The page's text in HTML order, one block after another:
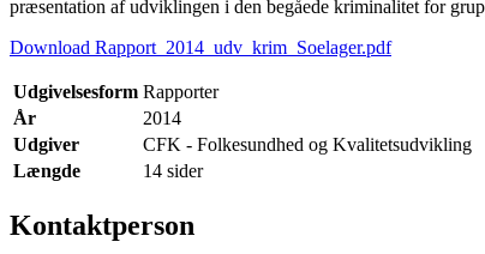
præsentation af udviklingen i den begåede kriminalitet for
Download Rapport_2014_udv_krim_Soelager.pdf
Udgivelsesform Rapporter
År
2014
Udgiver
CFK - Folkesundhed og Kvalitetsudvikling
Længde
14 sider
Kontaktperson